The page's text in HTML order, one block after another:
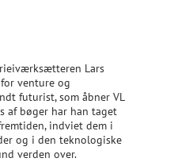
Lars
venture og
futurist, som åbner VL
af bøger har han taget
indviet dem i
og i den teknologiske
verden over.